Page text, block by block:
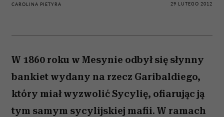
CAROLINA PIETYRA 29 LUTEGO 2012
W 1860 roku w Mesynie odbył się słynny
bankiet wydany na rzecz Garibaldiego,
który miał wyzwolić Sycylię, ofiarując ją
tym samym sycylijskiej mafii. W ramach